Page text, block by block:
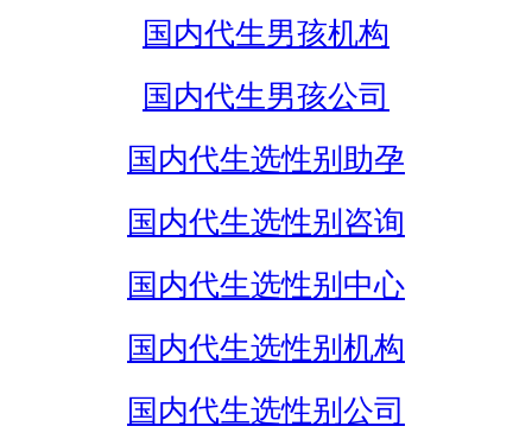
国内代生男孩机构
国内代生男孩公司
国内代生选性别助孕
国内代生选性别咨询
国内代生选性别中心
国内代生选性别机构
国内代生选性别公司